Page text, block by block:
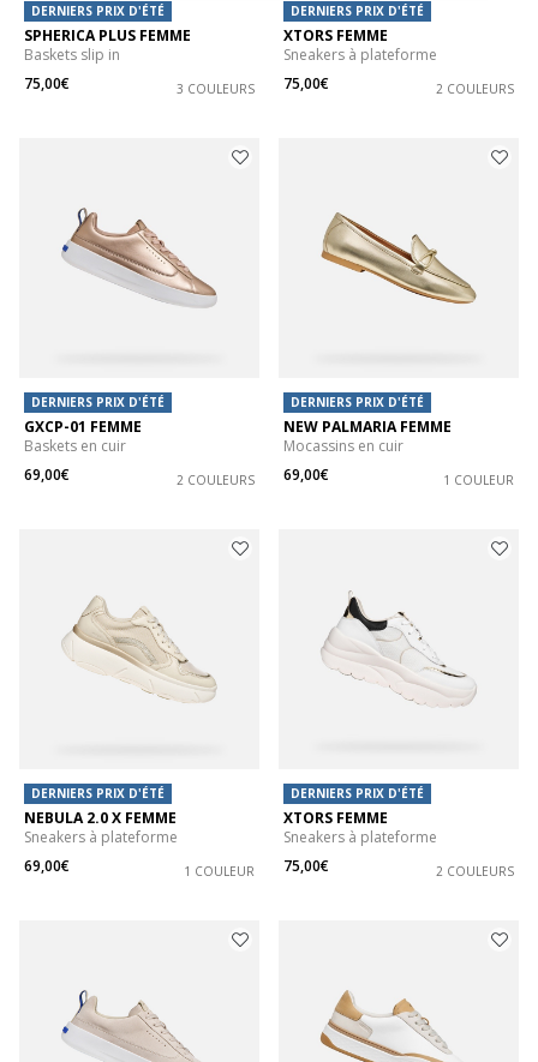
DERNIERS PRIX D'ÉTÉ
SPHERICA PLUS FEMME
Baskets slip in
75,00€
3 COULEURS
DERNIERS PRIX D'ÉTÉ
XTORS FEMME
Sneakers à plateforme
75,00€
2 COULEURS
DERNIERS PRIX D'ÉTÉ
GXCP-01 FEMME
Baskets en cuir
69,00€
2 COULEURS
DERNIERS PRIX D'ÉTÉ
NEW PALMARIA FEMME
Mocassins en cuir
69,00€
1 COULEUR
DERNIERS PRIX D'ÉTÉ
NEBULA 2.0 X FEMME
Sneakers à plateforme
69,00€
1 COULEUR
DERNIERS PRIX D'ÉTÉ
XTORS FEMME
Sneakers à plateforme
75,00€
2 COULEURS